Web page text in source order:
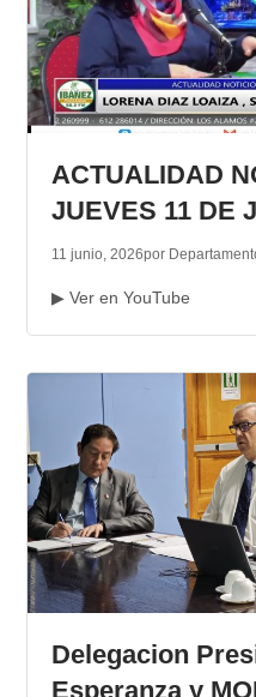
ACTUALIDAD
JUEVES 11 DE
11 junio, 2026por
▶ Ver en YouTube
Delegacion
Esperanza y